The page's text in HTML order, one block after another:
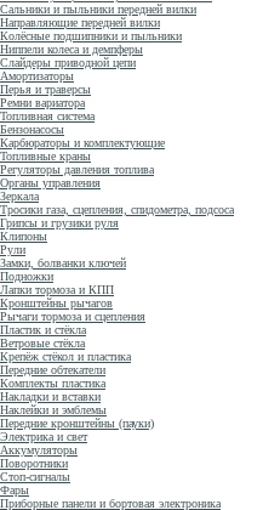
Сальники и пыльники передней вилки
Направляющие передней вилки
Колёсные подшипники и пыльники
Ниппели колеса и демпферы
Слайдеры приводной цепи
Амортизаторы
Перья и траверсы
Ремни вариатора
Топливная система
Бензонасосы
Карбюраторы и комплектующие
Топливные краны
Регуляторы давления топлива
Органы управления
Зеркала
Тросики газа, сцепления, спидометра, подсоса
Грипсы и грузики руля
Клипоны
Рули
Замки, болванки ключей
Подножки
Лапки тормоза и КПП
Кронштейны рычагов
Рычаги тормоза и сцепления
Пластик и стёкла
Ветровые стёкла
Крепёж стёкол и пластика
Передние обтекатели
Комплекты пластика
Накладки и вставки
Наклейки и эмблемы
Передние кронштейны (пауки)
Электрика и свет
Аккумуляторы
Поворотники
Стоп-сигналы
Фары
Приборные панели и бортовая электроника